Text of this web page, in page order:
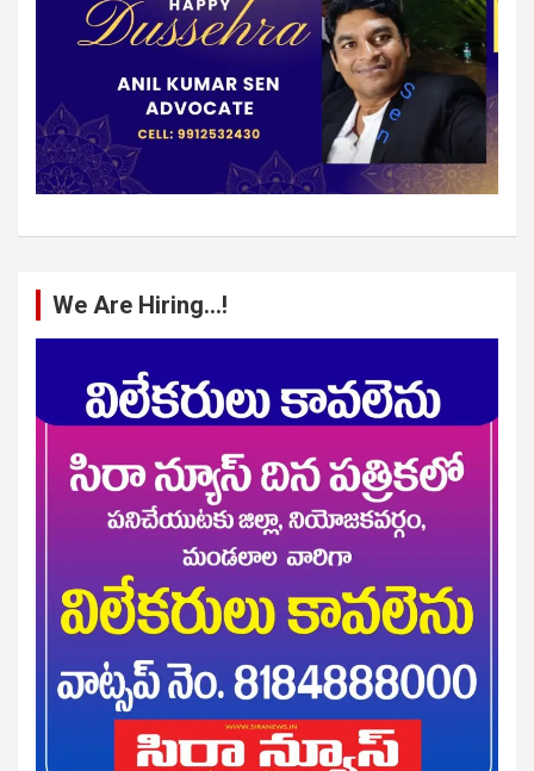
We Are Hiring…!